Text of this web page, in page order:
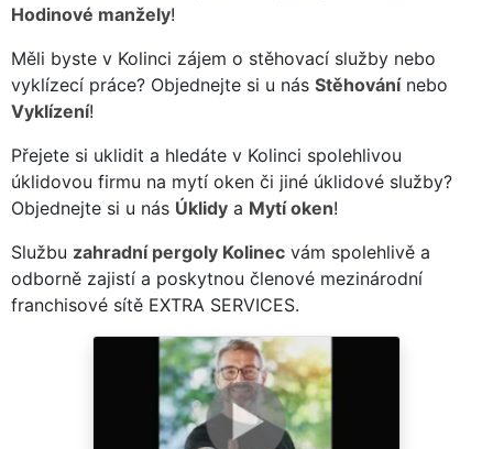
Hodinové manžely!
Měli byste v Kolinci zájem o stěhovací služby nebo
vyklízecí práce? Objednejte si u nás Stěhovánínebo
Vyklízení!
Přejete si uklidit a hledáte v Kolinci spolehlivou
úklidovou firmu na mytí oken či jiné úklidové služby?
Objednejte si u nás Úklidy a Mytí oken!
Službu zahradní pergoly Kolinec vám spolehlivě a
odborně zajistí a poskytnou členové mezinárodní
franchisové sítě EXTRA SERVICES.